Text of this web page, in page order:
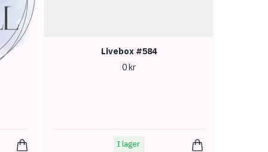
Livebox #584
0 kr
I lager